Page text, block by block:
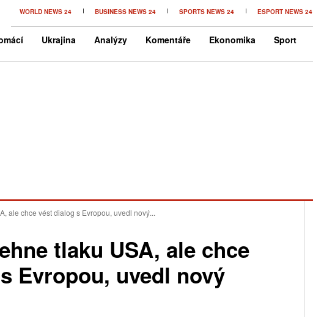
WORLD NEWS 24 BUSINESS NEWS 24 SPORTS NEWS 24 ESPORT NEWS 24
Ukrajina Analýzy Komentáře Ekonomika Sport
ale chce vést dialog s Evropou, uvedl nový...
tlaku USA, ale chce
Evropou, uvedl nový